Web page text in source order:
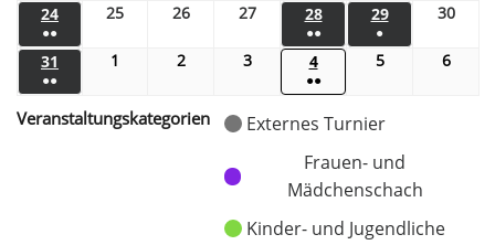
24
●●
25 26 27 28
●●
29
●
30
31
●●
1 2 3 4
●●
5 6
Veranstaltungskategorien
Externes Turnier
Frauen- und
Mädchenschach
Kinder- und Jugendliche